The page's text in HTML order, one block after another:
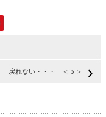
戻れない・・・ ＜ｐ＞